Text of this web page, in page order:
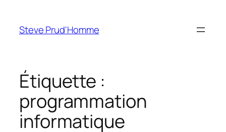
contenu
Steve Prud'Homme
Étiquette :
programmation
informatique